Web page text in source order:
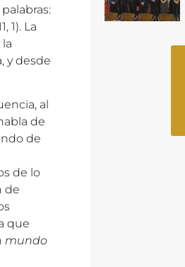
1). La
y desde
al
de
de
de lo
de
que
mundo